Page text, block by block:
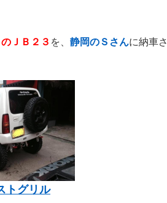
ＪＢ２３ を、 静岡のＳさんに納車さ
トグリル